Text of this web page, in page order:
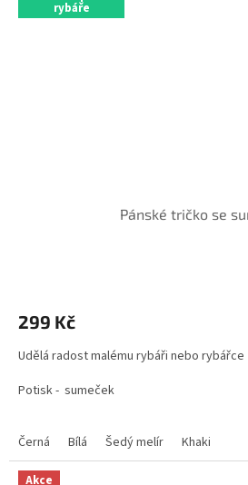
rybáře
Pánské tričko se
299 Kč
Udělá radost malému rybáři nebo rybářce
Potisk - sumeček
Černá Bílá Šedý melír Khaki
Akce